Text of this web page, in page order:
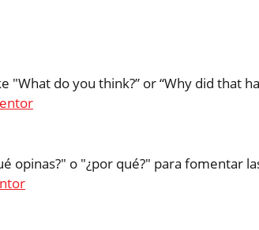
"What do you think?” or “Why did that
opinas?" o "¿por qué?" para fomentar